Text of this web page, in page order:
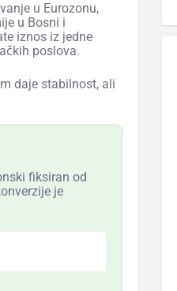
u Eurozonu,
u Bosni i
iznos iz jedne
poslova.
daje stabilnost, ali
fiksiran od
je